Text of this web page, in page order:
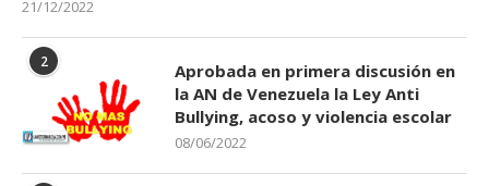
21/12/2022
2
Aprobada en primera discusión en
la AN de Venezuela la Ley Anti
Bullying, acoso y violencia escolar
08/06/2022